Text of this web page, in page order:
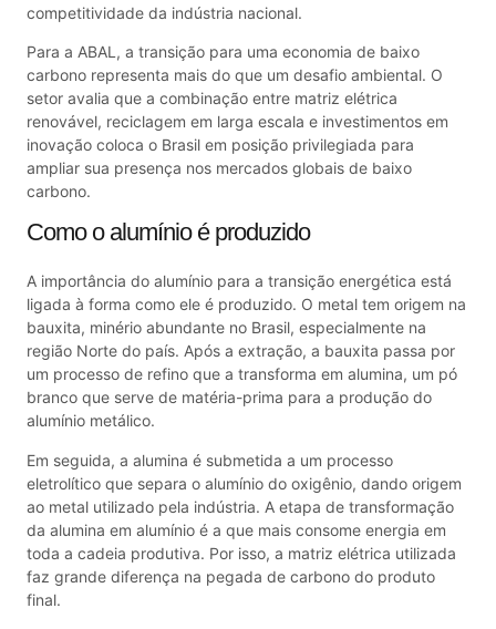
competitividade da indústria nacional.
Para a ABAL, a transição para uma economia de baixo
carbono representa mais do que um desafio ambiental. O
setor avalia que a combinação entre matriz elétrica
renovável, reciclagem em larga escala e investimentos em
inovação coloca o Brasil em posição privilegiada para
ampliar sua presença nos mercados globais de baixo
carbono.
Como o alumínio é produzido
A importância do alumínio para a transição energética está
ligada à forma como ele é produzido. O metal tem origem na
bauxita, minério abundante no Brasil, especialmente na
região Norte do país. Após a extração, a bauxita passa por
um processo de refino que a transforma em alumina, um pó
branco que serve de matéria-prima para a produção do
alumínio metálico.
Em seguida, a alumina é submetida a um processo
eletrolítico que separa o alumínio do oxigênio, dando origem
ao metal utilizado pela indústria. A etapa de transformação
da alumina em alumínio é a que mais consome energia em
toda a cadeia produtiva. Por isso, a matriz elétrica utilizada
faz grande diferença na pegada de carbono do produto
final.